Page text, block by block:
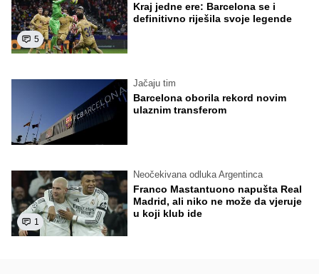
5
Kraj jedne ere: Barcelona se i
definitivno riješila svoje legende
Jačaju tim
Barcelona oborila rekord novim
ulaznim transferom
1
Neočekivana odluka Argentinca
Franco Mastantuono napušta Real
Madrid, ali niko ne može da vjeruje
u koji klub ide